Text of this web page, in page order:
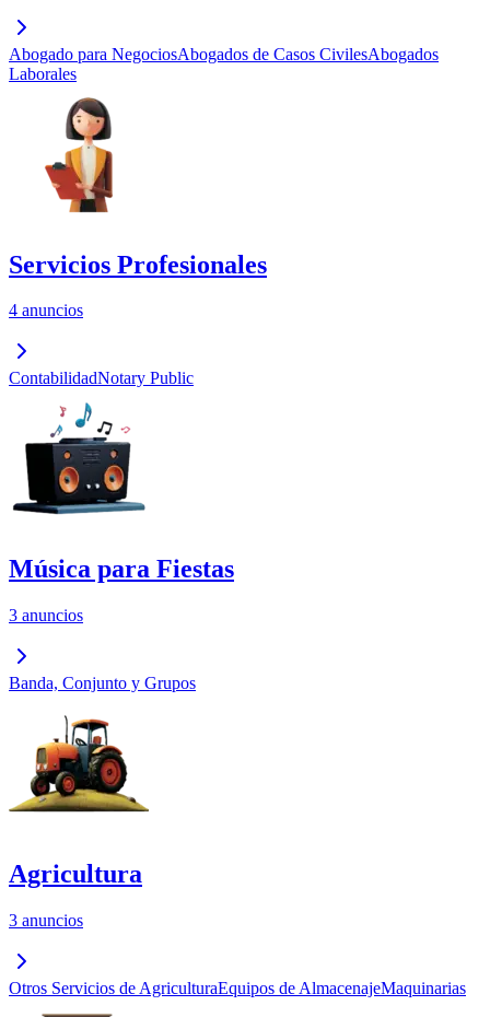
Abogado para NegociosAbogados de Casos CivilesAbogados
Laborales
Servicios Profesionales
4 anuncios
ContabilidadNotary Public
Música para Fiestas
3 anuncios
Banda, Conjunto y Grupos
Agricultura
3 anuncios
Otros Servicios de AgriculturaEquipos de AlmacenajeMaquinarias